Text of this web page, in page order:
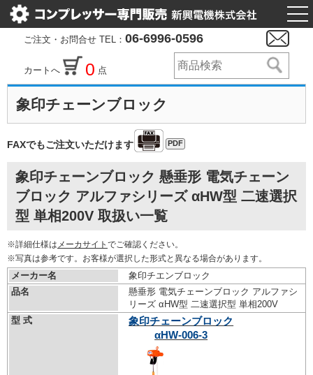
ご注文・お問合せ TEL： 06-6996-0596
カートへ 0 点
象印チェーンブロック
FAXでもご注文いただけます PDF
象印チェーンブロック 懸垂形 電気チェーン
ブロック アルファシリーズ αHW型 二速選択
型 単相200V 取扱い一覧
※詳細仕様は メーカサイト でご確認ください。
※写真は参考です。お客様が選択した形式と異なる場合があります。
メーカー名
象印チエンブロック
品名
懸垂形 電気チェーンブロック アルファシ
リーズ αHW型 二速選択型 単相200V
型 式
象印チェーンブロック
αHW-006-3